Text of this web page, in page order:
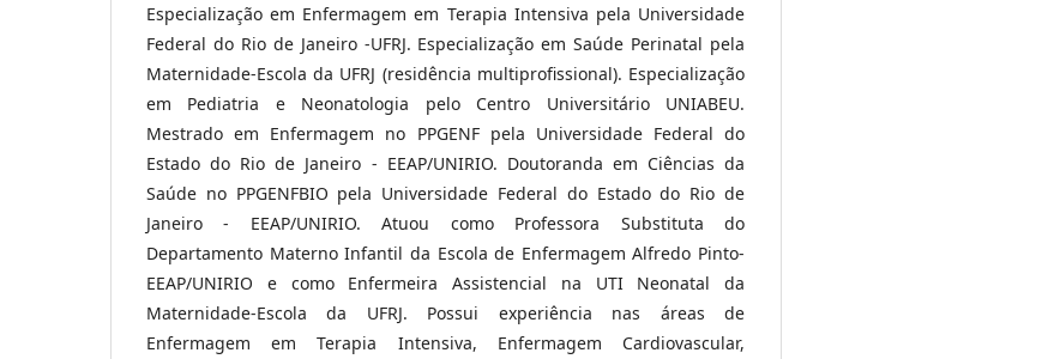
Especialização em Enfermagem em Terapia Intensiva pela Universidade
Federal do Rio de Janeiro -UFRJ. Especialização em Saúde Perinatal pela
Maternidade-Escola da UFRJ (residência multiprofissional). Especialização
em Pediatria e Neonatologia pelo Centro Universitário UNIABEU.
Mestrado em Enfermagem no PPGENF pela Universidade Federal do
Estado do Rio de Janeiro - EEAP/UNIRIO. Doutoranda em Ciências da
Saúde no PPGENFBIO pela Universidade Federal do Estado do Rio de
Janeiro - EEAP/UNIRIO. Atuou como Professora Substituta do
Departamento Materno Infantil da Escola de Enfermagem Alfredo Pinto-
EEAP/UNIRIO e como Enfermeira Assistencial na UTI Neonatal da
Maternidade-Escola da UFRJ. Possui experiência nas áreas de
Enfermagem em Terapia Intensiva, Enfermagem Cardiovascular,